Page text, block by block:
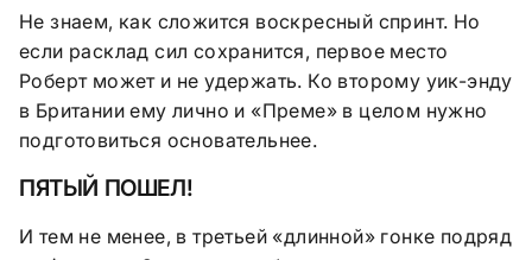
Не знаем, как сложится воскресный спринт. Но
если расклад сил сохранится, первое место
Роберт может и не удержать. Ко второму уик-энду
в Британии ему лично и «Преме» в целом нужно
подготовиться основательнее.
ПЯТЫЙ ПОШЕЛ!
И тем не менее, в третьей «длинной» гонке подряд